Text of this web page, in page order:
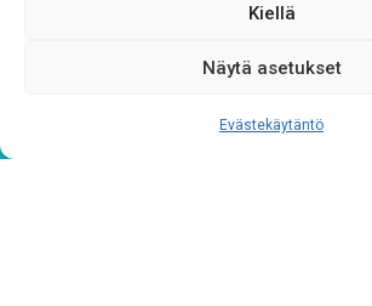
Kiellä
Näytä asetukset
Evästekäytäntö
Tietosuojaseloste